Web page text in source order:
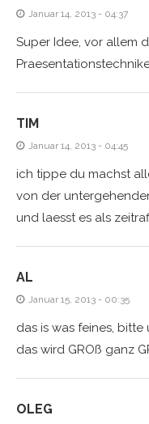
Januar 14, 2013 - 04:37
Super Idee, vor allem
TIM
Januar 14, 2013 - 04:45
ich tippe du machst
von der
und laesst es als
AL
Januar 15, 2013 - 00:35
das is was feines,
das wird GROß ganz
OLEG